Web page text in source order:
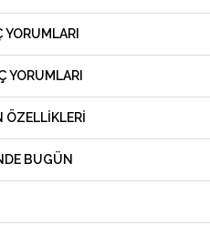
YORUMLARI
YORUMLARI
ÖZELLIKLERI
BUGÜN